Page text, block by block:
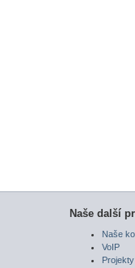
Naše další
Naše
VoIP
Projekty